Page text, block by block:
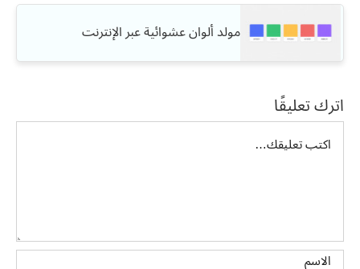
مولد ألوان عشوائية عبر الإنترنت
اترك تعليقًا
تعليق